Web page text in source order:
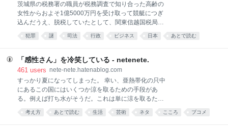
チのケーブルカッター1本を隠し持っていたとして金
属盗対策法違反の疑いで逮捕・起訴されていて、取り
調べの中で今回の窃盗の容疑が固まり逮捕したという
ことです。 盗まれた銅線は、時価およそ330万円相当
茨城県の税務署の職員が税務調査で知り合った高齢の
女性からおよそ1億5000万円を受け取って競艇につぎ
込んだうえ、脱税していたとして、関東信越国税局は
懲戒免職の処分にしました。 懲戒免職になったのは…
犯罪 謎 司法 行政 ビジネス 日本 あとで読む
「感性さん」を冷笑している - netenete.
461 users nete-nete.hatenablog.com
すっかり夏になってしまった。 幸い、亜熱帯化の只中
にあるこの国にはいくつか涼を取るための手段があ
る。例えば打ち水がそうだ。これは単に涼を取るため
の工夫を超えて、夏の風物詩として日本の夏文化の一
部となった。こうした例は他にもある。すだれ、風
考え方 あとで読む 生活 芸術 ネタ こころ ブコメ